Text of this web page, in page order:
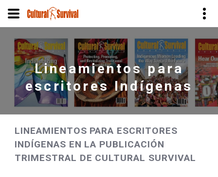
contenido
principalLineamientos para
escritores Indígenas
LINEAMIENTOS PARA ESCRITORES
INDÍGENAS EN LA PUBLICACIÓN
TRIMESTRAL DE CULTURAL SURVIVAL